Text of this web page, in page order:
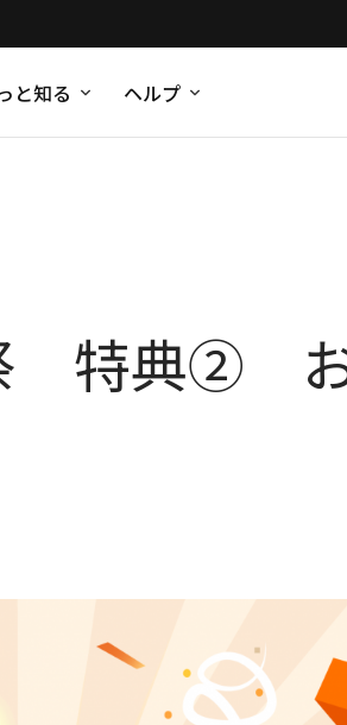
と知る ヘルプ
特典②